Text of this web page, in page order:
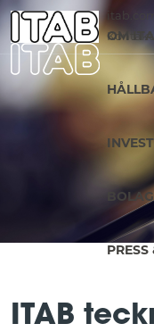
itab.com
Kontakt
OM
ITAB